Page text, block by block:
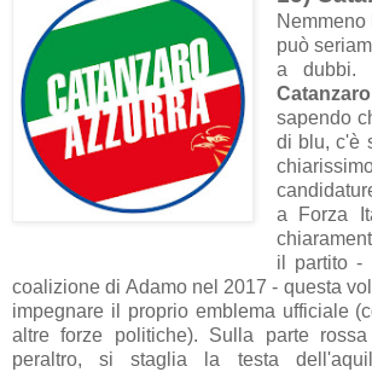
può
a dubbi.
sapendo
di blu, c'è
a Forza
il partito -
coalizione di Adamo nel 2017 - questa
impegnare il proprio emblema ufficiale
altre forze politiche). Sulla parte
peraltro, si staglia la testa